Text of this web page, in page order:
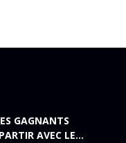
GAGNANTS
AVEC LE...